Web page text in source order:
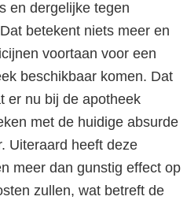
en dergelijke tegen
betekent niets meer en
voortaan voor een
beschikbaar komen. Dat
er nu bij de apotheek
met de huidige absurde
Uiteraard heeft deze
meer dan gunstig effect op
zullen, wat betreft de